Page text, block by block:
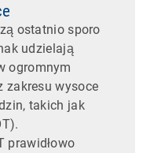
ostatnio sporo
udzielają
ogromnym
zakresu wysoce
takich jak
prawidłowo